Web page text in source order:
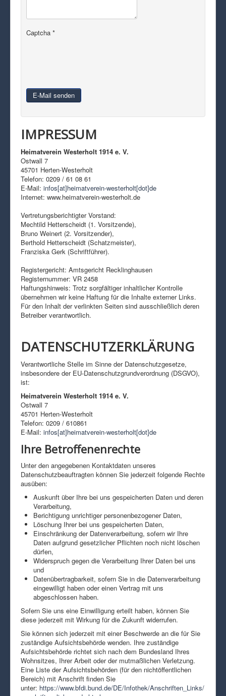
Captcha *
E-Mail senden
IMPRESSUM
Heimatverein Westerholt 1914 e. V.
Ostwall 7
45701 Herten-Westerholt
Telefon: 0209 / 61 08 61
E-Mail: infos[at]heimatverein-westerholt[dot]de
Internet: www.heimatverein-westerholt.de
Vertretungsberichtigter Vorstand:
Mechtild Hetterscheidt (1. Vorsitzende),
Bruno Weinert (2. Vorsitzender),
Berthold Hetterscheidt (Schatzmeister),
Franziska Gerk (Schriftführer).
Registergericht: Amtsgericht Recklinghausen
Registernummer: VR 2458
Haftungshinweis: Trotz sorgfältiger inhaltlicher Kontrolle
übernehmen wir keine Haftung für die Inhalte externer Links.
Für den Inhalt der verlinkten Seiten sind ausschließlich deren
Betreiber verantwortlich.
DATENSCHUTZERKLÄRUNG
Verantwortliche Stelle im Sinne der Datenschutzgesetze,
insbesondere der EU-Datenschutzgrundverordnung (DSGVO),
ist:
Heimatverein Westerholt 1914 e. V.
Ostwall 7
45701 Herten-Westerholt
Telefon: 0209 / 610861
E-Mail: infos[at]heimatverein-westerholt[dot]de
Ihre Betroffenenrechte
Unter den angegebenen Kontaktdaten unseres
Datenschutzbeauftragten können Sie jederzeit folgende Rechte
ausüben:
Auskunft über Ihre bei uns gespeicherten Daten und deren
Verarbeitung,
Berichtigung unrichtiger personenbezogener Daten,
Löschung Ihrer bei uns gespeicherten Daten,
Einschränkung der Datenverarbeitung, sofern wir Ihre
Daten aufgrund gesetzlicher Pflichten noch nicht löschen
dürfen,
Widerspruch gegen die Verarbeitung Ihrer Daten bei uns
und
Datenübertragbarkeit, sofern Sie in die Datenverarbeitung
eingewilligt haben oder einen Vertrag mit uns
abgeschlossen haben.
Sofern Sie uns eine Einwilligung erteilt haben, können Sie
diese jederzeit mit Wirkung für die Zukunft widerrufen.
Sie können sich jederzeit mit einer Beschwerde an die für Sie
zuständige Aufsichtsbehörde wenden. Ihre zuständige
Aufsichtsbehörde richtet sich nach dem Bundesland Ihres
Wohnsitzes, Ihrer Arbeit oder der mutmaßlichen Verletzung.
Eine Liste der Aufsichtsbehörden (für den nichtöffentlichen
Bereich) mit Anschrift finden Sie
unter: https://www.bfdi.bund.de/DE/Infothek/Anschriften_Links/